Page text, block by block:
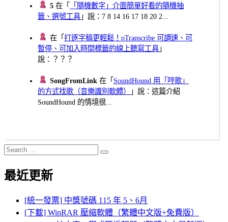
5 在「
「隨機數字」介面簡單好看的隨機抽
籤、選號工具 」說：7 8 14 16 17 18 20 2...
在「打逐字稿更輕鬆！oTranscribe 可調速、可
暫停、可加入時間標籤的線上聽寫工具 」
說：？？？
SongFromLink 在「 SoundHound 用「哼歌」
的方式找歌（音樂識別軟體）
」說：這篇介紹
SoundHound 的情境很...
Search
for:
Search
最近更新
[統一發票] 中獎號碼 115 年 5、6月
[下載] WinRAR 壓縮軟體（繁體中文版+免費版）